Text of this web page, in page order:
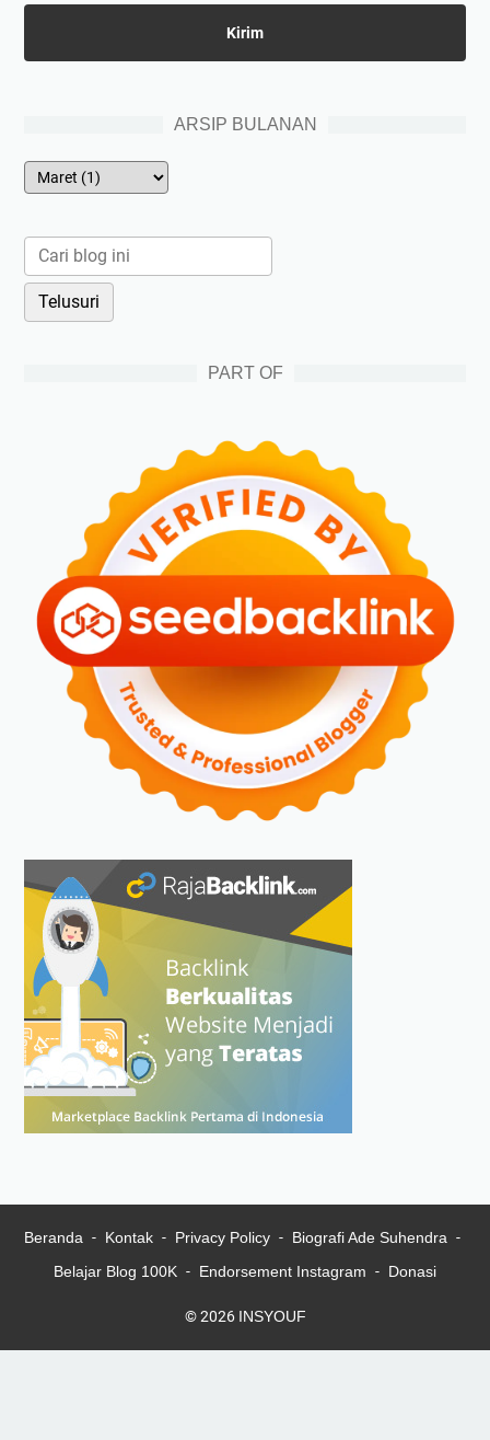
ARSIP BULANAN
PART OF
Beranda Kontak Privacy Policy
Biografi Ade Suhendra
Belajar Blog 100K
Endorsement Instagram Donasi
© 2026 INSYOUF